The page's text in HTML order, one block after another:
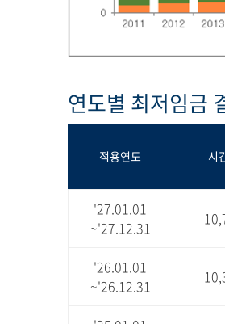
연도별 최저임금
적용연도 시
'27.01.01
~'27.12.31
'26.01.01
~'26.12.31